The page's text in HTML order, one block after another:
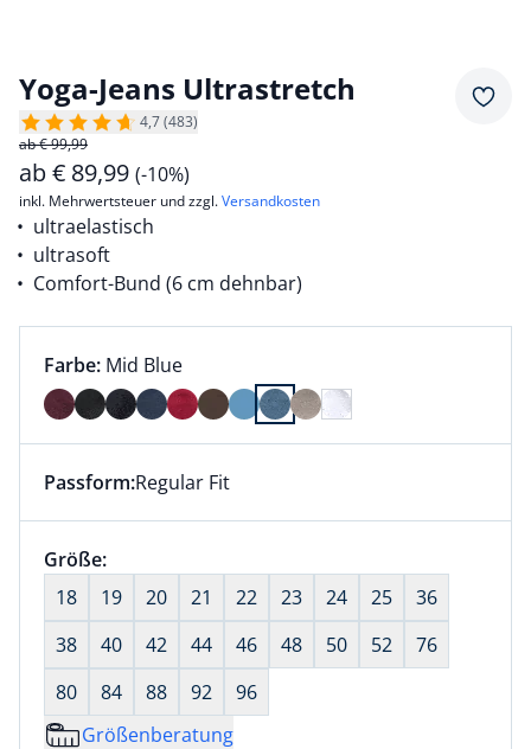
Yoga-Jeans Ultrastretch
4,7 (483)
ab € 99,99
ab€ 89,99 (-10%)
inkl. Mehrwertsteuer und zzgl.Versandkosten
ultraelastisch
ultrasoft
Comfort-Bund (6 cm dehnbar)
Farbauswahl:
Farbe: aktuell ausgewählt:
Mid Blue
Farbe Mid Blue ausgewählt
Dieser Artikel hat die Passform Regular Fit. für
Passform:Regular Fit
Größenauswahl:
Größe:nichts ausgewählt
18
19 20 21 22 23 24 25
36
38
40 42 44 46 48 50 52
76
80
84 88 92
96
Größenberatung